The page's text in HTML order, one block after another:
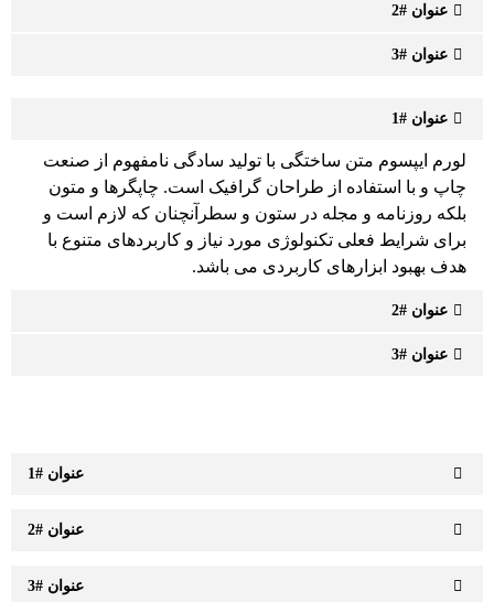
عنوان #2
عنوان #3
عنوان #1
لورم ایپسوم متن ساختگی با تولید سادگی نامفهوم از صنعت
چاپ و با استفاده از طراحان گرافیک است. چاپگرها و متون
بلکه روزنامه و مجله در ستون و سطرآنچنان که لازم است و
برای شرایط فعلی تکنولوژی مورد نیاز و کاربردهای متنوع با
هدف بهبود ابزارهای کاربردی می باشد.
عنوان #2
عنوان #3
عنوان #1
عنوان #2
عنوان #3